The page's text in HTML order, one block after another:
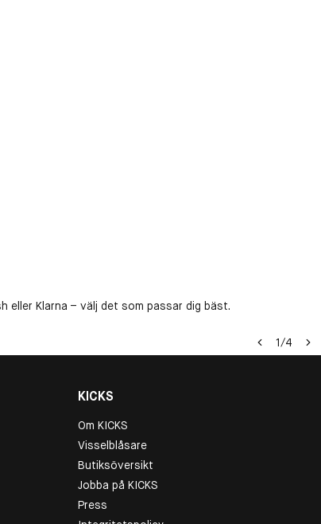
eller Klarna – välj det som passar dig bäst.
1/4
KICKS
Om KICKS
Visselblåsare
Butiksöversikt
Jobba på KICKS
Press